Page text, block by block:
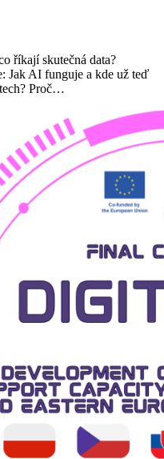
říkají skutečná data?
Jak AI funguje a kde už teď
Proč…